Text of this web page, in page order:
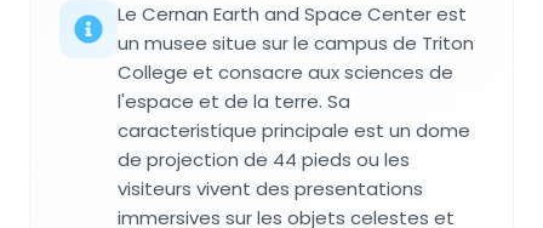
Le Cernan Earth and Space Center est
un musee situe sur le campus de Triton
College et consacre aux sciences de
l'espace et de la terre. Sa
caracteristique principale est un dome
de projection de 44 pieds ou les
visiteurs vivent des presentations
immersives sur les objets celestes et